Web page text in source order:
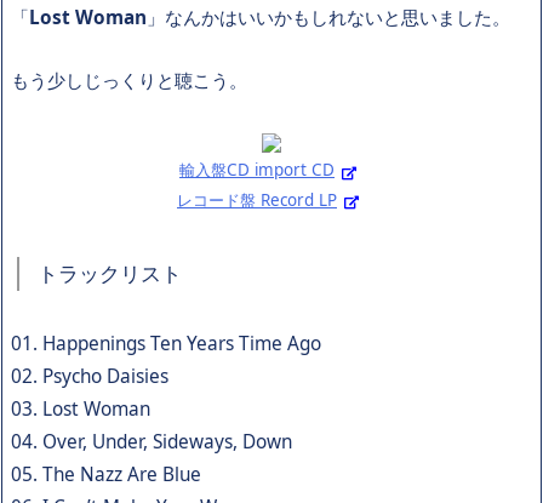
「Lost Woman」なんかはいいかもしれないと思いました。
もう少しじっくりと聴こう。
輸入盤CD import CD
レコード盤 Record LP
トラックリスト
01. Happenings Ten Years Time Ago
02. Psycho Daisies
03. Lost Woman
04. Over, Under, Sideways, Down
05. The Nazz Are Blue